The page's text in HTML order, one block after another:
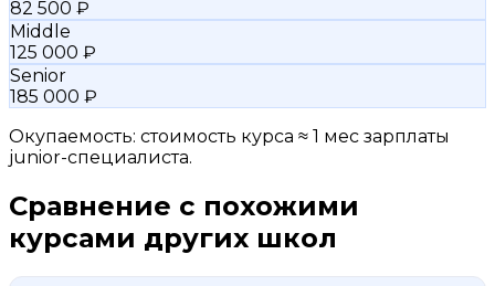
82 500 ₽
Middle
125 000 ₽
Senior
185 000 ₽
Окупаемость: стоимость курса ≈ 1 мес зарплаты
junior-специалиста.
Сравнение с похожими
курсами других школ